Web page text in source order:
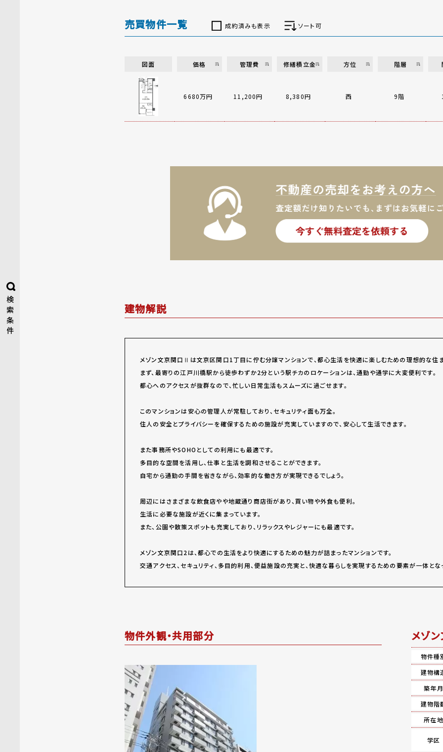
検
索
条
件
売買物件一覧 成約済みも表示 ソート可
図面 価格 管理費 修繕積立金 方位 階層
6680万円 11,200円 8,380円 西 9階
建物解説
メゾン文京関口Ⅱは文京区関口1丁目に佇む分譲マンションで、都心生活を快適に楽しむための理想的な住ま
まず、最寄りの江戸川橋駅から徒歩わずか2分という駅チカのロケーションは、通勤や通学に大変便利です。
都心へのアクセスが抜群なので、忙しい日常生活もスムーズに過ごせます。
このマンションは安心の管理人が常駐しており、セキュリティ面も万全。
住人の安全とプライバシーを確保するための施設が充実していますので、安心して生活できます。
また事務所やSOHOとしての利用にも最適です。
多目的な空間を活用し、仕事と生活を調和させることができます。
自宅から通勤の手間を省きながら、効率的な働き方が実現できるでしょう。
周辺にはさまざまな飲食店やや地蔵通り商店街があり、買い物や外食も便利。
生活に必要な施設が近くに集まっています。
また、公園や散策スポットも充実しており、リラックスやレジャーにも最適です。
メゾン文京関口2は、都心での生活をより快適にするための魅力が詰まったマンションです。
交通アクセス、セキュリティ、多目的利用、便益施設の充実と、快適な暮らしを実現するための要素が一体とな
物件外観・共用部分 メゾ
物件種
建物構
築年月
建物階
所在地
学区